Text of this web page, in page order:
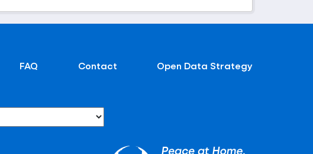
FAQ Contact Open Data Strategy